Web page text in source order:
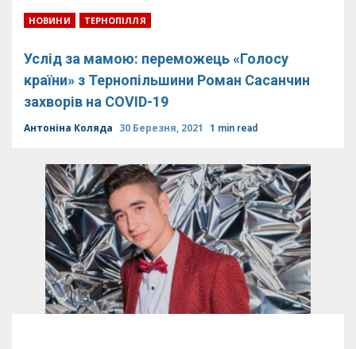
НОВИНИ ТЕРНОПІЛЛЯ
Услід за мамою: переможець «Голосу
країни» з Тернопільшини Роман Сасанчин
захворів на COVID-19
Антоніна Коляда 30 Березня, 2021 1 min read